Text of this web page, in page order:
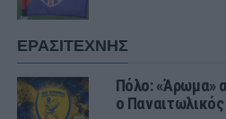
ΕΡΑΣΙΤΕΧΝΗΣ
Πόλο: «Άρωμα»
ο Παναιτωλικός